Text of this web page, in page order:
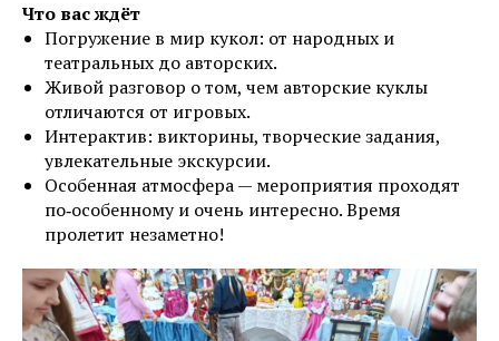
Что вас ждёт
Погружение в мир кукол: от народных и
театральных до авторских.
Живой разговор о том, чем авторские куклы
отличаются от игровых.
Интерактив: викторины, творческие задания,
увлекательные экскурсии.
Особенная атмосфера — мероприятия проходят
по‑особенному и очень интересно. Время
пролетит незаметно!